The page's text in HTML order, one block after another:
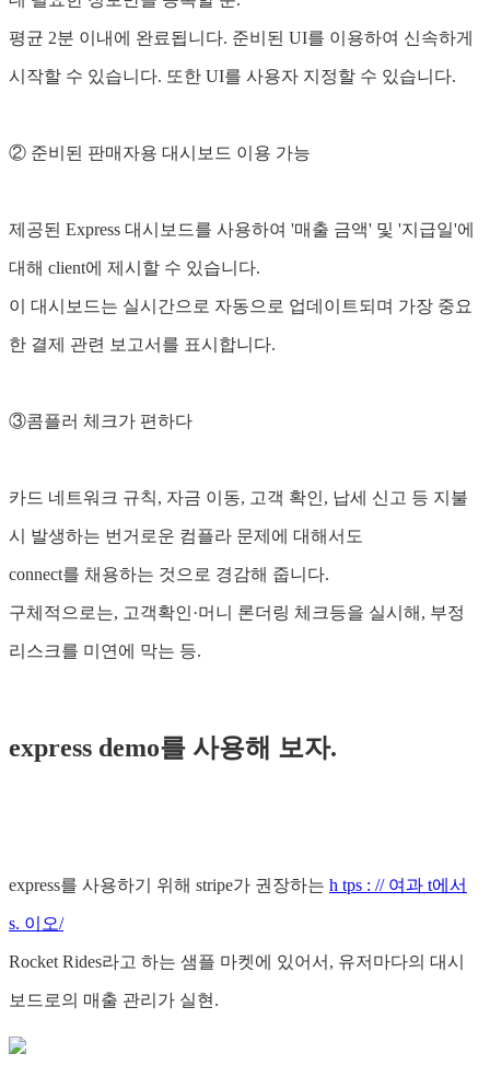
평균 2분 이내에 완료됩니다. 준비된 UI를 이용하여 신속하게
시작할 수 있습니다. 또한 UI를 사용자 지정할 수 있습니다.
② 준비된 판매자용 대시보드 이용 가능
제공된 Express 대시보드를 사용하여 '매출 금액' 및 '지급일'에
대해 client에 제시할 수 있습니다.
이 대시보드는 실시간으로 자동으로 업데이트되며 가장 중요
한 결제 관련 보고서를 표시합니다.
③콤플러 체크가 편하다
카드 네트워크 규칙, 자금 이동, 고객 확인, 납세 신고 등 지불
시 발생하는 번거로운 컴플라 문제에 대해서도
connect를 채용하는 것으로 경감해 줍니다.
구체적으로는, 고객확인·머니 론더링 체크등을 실시해, 부정
리스크를 미연에 막는 등.
express demo를 사용해 보자.
express를 사용하기 위해 stripe가 권장하는 h tps : // 여과 t에서
s. 이오/
Rocket Rides라고 하는 샘플 마켓에 있어서, 유저마다의 대시
보드로의 매출 관리가 실현.